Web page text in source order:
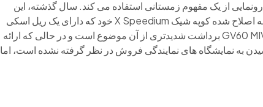
از یک مفهوم زمستانی استفاده می کند. سال گذشته، این
خودروساز مفهوم X Snow Speedium را رونمایی کرد، نسخه اصلاح شده کوپه شیک X Speedium خود که دارای یک ریل اسکی
نصب شده بر روی سقف و چراغ های مه شکن کمکی است. GV60 MIV برداشت شدیدتری از آن موضوع است و در حالی که ارائه
به نمایشگاه های نمایندگی فروش در نظر گرفته نشده است، اما